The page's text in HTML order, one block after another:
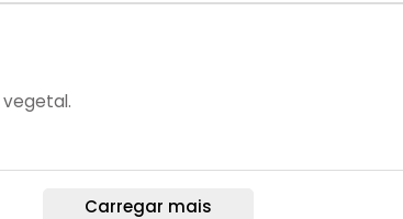
vegetal.
Carregar mais